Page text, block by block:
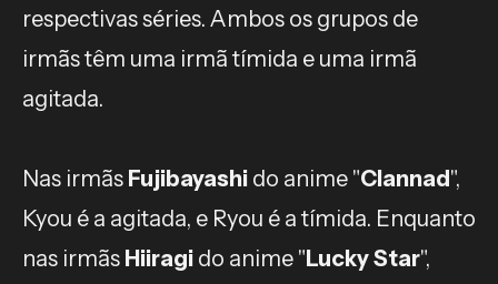
respectivas séries. Ambos os grupos de
irmãs têm uma irmã tímida e uma irmã
agitada.
Nas irmãs Fujibayashi do anime "Clannad",
Kyou é a agitada, e Ryou é a tímida. Enquanto
nas irmãs Hiiragi do anime "Lucky Star",